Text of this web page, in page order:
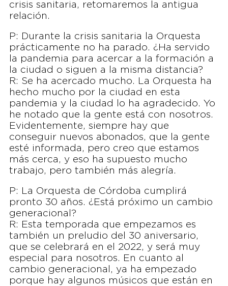
crisis sanitaria, retomaremos la antigua
relación.
P: Durante la crisis sanitaria la Orquesta
prácticamente no ha parado. ¿Ha servido
la pandemia para acercar a la formación a
la ciudad o siguen a la misma distancia?
R: Se ha acercado mucho. La Orquesta ha
hecho mucho por la ciudad en esta
pandemia y la ciudad lo ha agradecido. Yo
he notado que la gente está con nosotros.
Evidentemente, siempre hay que
conseguir nuevos abonados, que la gente
esté informada, pero creo que estamos
más cerca, y eso ha supuesto mucho
trabajo, pero también más alegría.
P: La Orquesta de Córdoba cumplirá
pronto 30 años. ¿Está próximo un cambio
generacional?
R: Esta temporada que empezamos es
también un preludio del 30 aniversario,
que se celebrará en el 2022, y será muy
especial para nosotros. En cuanto al
cambio generacional, ya ha empezado
porque hay algunos músicos que están en